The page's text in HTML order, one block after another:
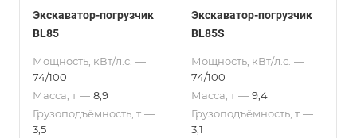
Экскаватор-погрузчик
BL85
Мощность, кВт/л.с. —
74/100
Масса, т — 8,9
Грузоподъёмность, т —
3,5
Экскаватор-погрузчик
BL85S
Мощность, кВт/л.с. —
74/100
Масса, т — 9,4
Грузоподъёмность, т —
3,1